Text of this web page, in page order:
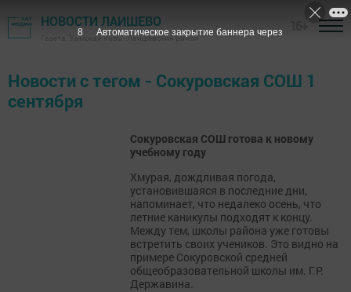
НОВОСТИ ЛАИШЕВО
Газета "Камская новь"- Лаишевский район
Новости с тегом - Сокуровская СОШ 1
сентября
Сокуровская СОШ готова к новому
учебному году
Хмурая, дождливая погода,
установившаяся в последние дни,
напоминает, что недалеко осень, что
летние каникулы подходят к концу.
Между тем, школы района уже готовы
встретить своих учеников. Это видно на
примере Сокуровской средней
общеобразовательной школы им. Г.Р.
Державина.
8 Автоматическое закрытие баннера через